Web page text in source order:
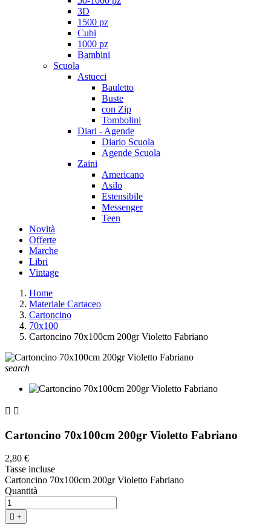
3D
1500 pz
Cubi
1000 pz
Bambini
Scuola
Astucci
Bauletto
Buste
con Zip
Tombolini
Diari - Agende
Diario Scuola
Agende Scuola
Zaini
Americano
Asilo
Estensibile
Messenger
Teen
Novità
Offerte
Marche
Libri
Vintage
Home
Materiale Cartaceo
Cartoncino
70x100
Cartoncino 70x100cm 200gr Violetto Fabriano
search
 
Cartoncino 70x100cm 200gr Violetto Fabriano
2,80 €
Tasse incluse
Cartoncino 70x100cm 200gr Violetto Fabriano
Quantità
 +